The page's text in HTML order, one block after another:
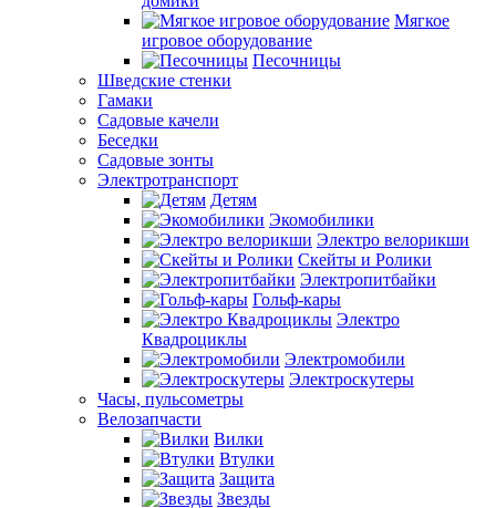
Мягкое
игровое оборудование
Песочницы
Шведские стенки
Гамаки
Садовые качели
Беседки
Садовые зонты
Электротранспорт
Детям
Экомобилики
Электро велорикши
Скейты и Ролики
Электропитбайки
Гольф-кары
Электро
Квадроциклы
Электромобили
Электроскутеры
Часы, пульсометры
Велозапчасти
Вилки
Втулки
Защита
Звезды